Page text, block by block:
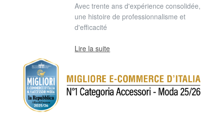
Avec trente ans d'expérience consolidée,
une histoire de professionnalisme et
d'efficacité
Lire la suite